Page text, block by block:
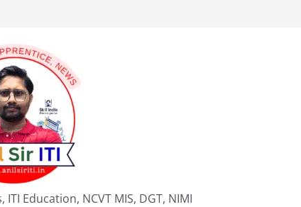
ITI Education, NCVT MIS, DGT, NIMI